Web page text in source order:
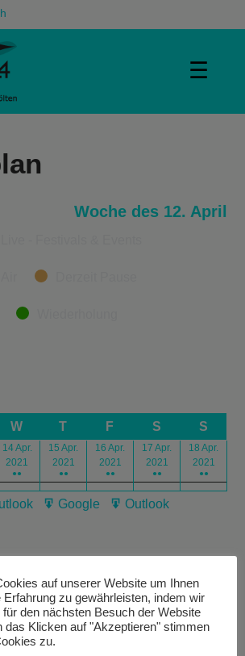
☰
Woche des 12. April
W T F S S
14 Apr.
2021
●●
15 Apr.
2021
●●
16 Apr.
2021
●●
17 Apr.
2021
●●
18 Apr.
2021
●●
Export
Google
Export
Outlook
auf unserer Website um Ihnen
zu gewährleisten, indem wir
für den nächsten Besuch der Website
das Klicken auf "Akzeptieren" stimmen
zu.